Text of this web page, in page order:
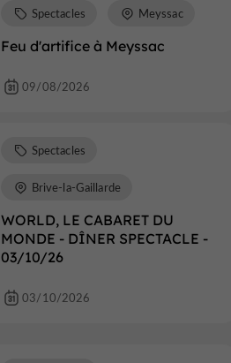
Feu d'artifice à Meyssac
Spectacles Meyssac
09/08/2026
WORLD, LE CABARET DU
MONDE - DÎNER SPECTACLE -
03/10/26
Spectacles
Brive-la-Gaillarde
03/10/2026